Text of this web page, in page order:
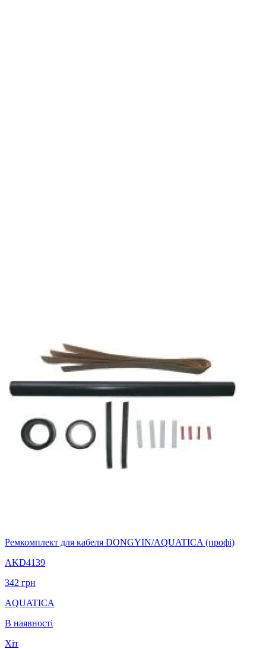
Ремкомплект для кабеля DONGYIN/AQUATICA (профі)
AKD4139
342 грн
AQUATICA
В наявності
Хіт